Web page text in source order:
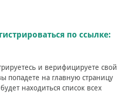
по ссылке:
и верифицируете свой
попадете на главную страницу
находиться список всех